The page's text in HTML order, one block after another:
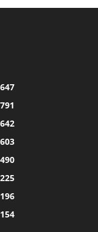
642
603
490
225
196
154